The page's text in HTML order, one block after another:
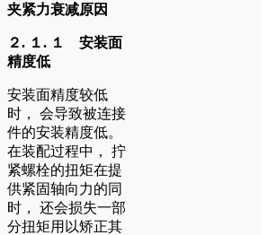
夹紧力衰减原因
２. １. １ 安装面
精度低
安装面精度较低
时， 会导致被连接
件的安装精度低。
在装配过程中， 拧
紧螺栓的扭矩在提
供紧固轴向力的同
时， 还会损失一部
分扭矩用以矫正其